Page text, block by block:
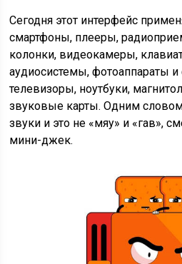
Сегодня этот интерфейс
смартфоны, плееры,
колонки, видеокамеры,
аудиосистемы, фотоаппараты
телевизоры, ноутбуки,
звуковые карты. Одним
звуки и это не «мяу» и «гав»,
мини-джек.